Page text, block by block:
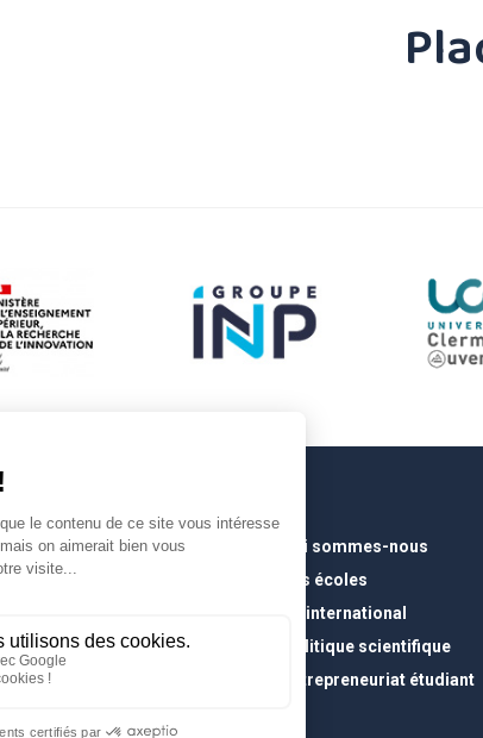
Formation
Formation
Qui sommes-nous
Les écoles
À l’international
Politique scientifique
Entrepreneuriat étudiant